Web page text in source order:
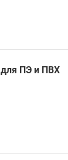
для ПЭ и ПВХ